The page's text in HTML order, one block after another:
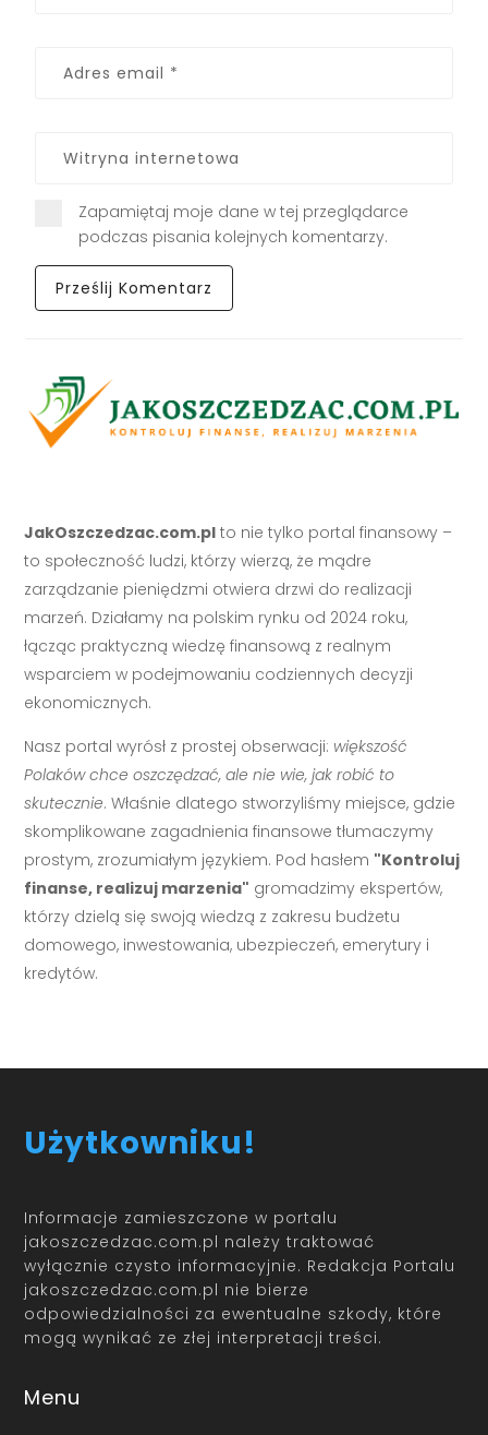
Zapamiętaj moje dane w tej przeglądarce
podczas pisania kolejnych komentarzy.
JakOszczedzac.com.pl to nie tylko portal finansowy –
to społeczność ludzi, którzy wierzą, że mądre
zarządzanie pieniędzmi otwiera drzwi do realizacji
marzeń. Działamy na polskim rynku od 2024 roku,
łącząc praktyczną wiedzę finansową z realnym
wsparciem w podejmowaniu codziennych decyzji
ekonomicznych.
Nasz portal wyrósł z prostej obserwacji: większość
Polaków chce oszczędzać, ale nie wie, jak robić to
skutecznie. Właśnie dlatego stworzyliśmy miejsce, gdzie
skomplikowane zagadnienia finansowe tłumaczymy
prostym, zrozumiałym językiem. Pod hasłem "Kontroluj
finanse, realizuj marzenia" gromadzimy ekspertów,
którzy dzielą się swoją wiedzą z zakresu budżetu
domowego, inwestowania, ubezpieczeń, emerytury i
kredytów.
Użytkowniku!
Informacje zamieszczone w portalu
jakoszczedzac.com.pl należy traktować
wyłącznie czysto informacyjnie. Redakcja Portalu
jakoszczedzac.com.pl nie bierze
odpowiedzialności za ewentualne szkody, które
mogą wynikać ze złej interpretacji treści.
Menu